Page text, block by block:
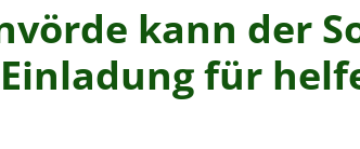
kann der
für